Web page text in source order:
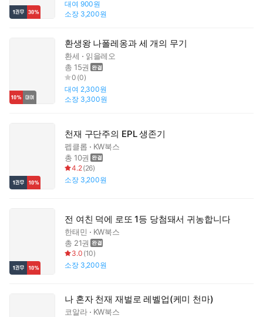
대여 900원
소장 3,200원
환생왕 나폴레옹과 세 개의 무기
환세
읽을레오
총 15권
0 (0)
대여 2,300원
소장 3,300원
천재 구단주의 EPL 생존기
펩클롭
KW북스
총 10권
4.2(26)
소장 3,200원
전 여친 덕에 로또 1등 당첨돼서 귀농합니다
한태민
KW북스
총 21권
3.0 (10)
소장 3,200원
나 혼자 천재 재벌로 레벨업(케미 천마)
코알라
KW북스